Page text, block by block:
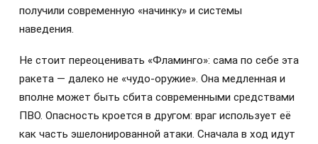
получили современную «начинку» и системы
наведения.
Не стоит переоценивать «Фламинго»: сама по себе эта
ракета — далеко не «чудо-оружие». Она медленная и
вполне может быть сбита современными средствами
ПВО. Опасность кроется в другом: враг использует её
как часть эшелонированной атаки. Сначала в ход идут